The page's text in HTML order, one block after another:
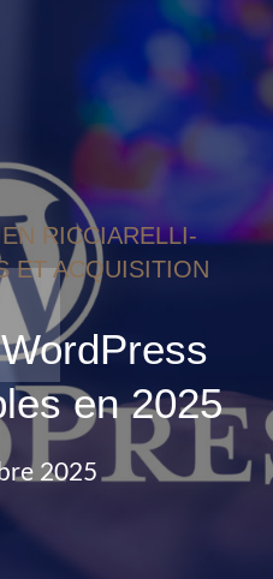
RICCIARELLI-
ET ACQUISITION
en 2025
2025